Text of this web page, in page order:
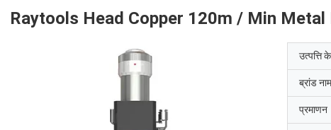
Raytools Head Copper 120m / Min Metal
उत्पत्ति
ब्रांड नाम
प्रमाणन